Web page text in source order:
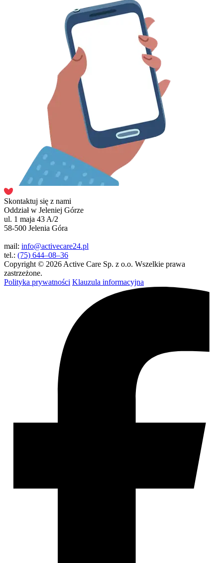
Skontaktuj się z nami
Oddział w Jeleniej Górze
ul. 1 maja 43 A/2
58-500 Jelenia Góra
mail: info@activecare24.pl
tel.: (75) 644–08–36
Copyright © 2026 Active Care Sp. z o.o. Wszelkie prawa
zastrzeżone.
Polityka prywatności Klauzula informacyjna